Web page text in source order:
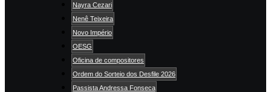
Nayra Cezari
Nenê Teixeira
Novo Império
OESG
Oficina de compositores
Ordem do Sorteio dos Desfile 2026
Passista Andressa Fonseca